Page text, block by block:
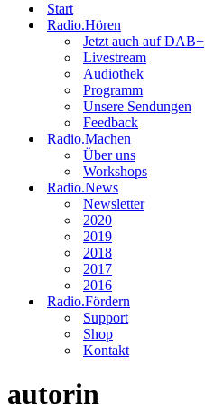
Start
Radio.Hören
Jetzt auch auf DAB+
Livestream
Audiothek
Programm
Unsere Sendungen
Feedback
Radio.Machen
Über uns
Workshops
Radio.News
Newsletter
2020
2019
2018
2017
2016
Radio.Fördern
Support
Shop
Kontakt
autorin